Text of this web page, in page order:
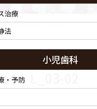
ent-bana4 – L_03-02
– L_03-02
治療
法
小児歯科
・予防